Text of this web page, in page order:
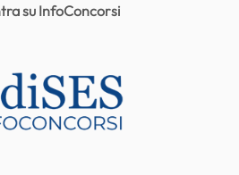
su InfoConcorsi